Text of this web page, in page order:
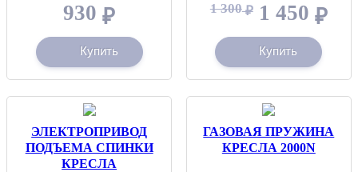
930 ₽
Купить
1 300₽ 1 450 ₽
Купить
ЭЛЕКТРОПРИВОД
ПОДЪЕМА СПИНКИ
КРЕСЛА
ГАЗОВАЯ ПРУЖИНА
КРЕСЛА 2000N